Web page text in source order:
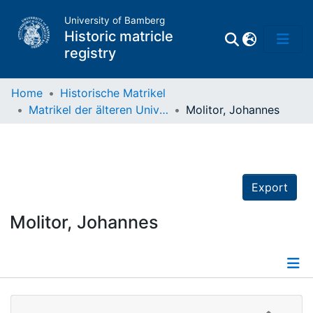
University of Bamberg
Historic matricle
registry
Home
Historische Matrikel
Matrikel der älteren Universität
Molitor, Johannes
Export
Molitor, Johannes
Details